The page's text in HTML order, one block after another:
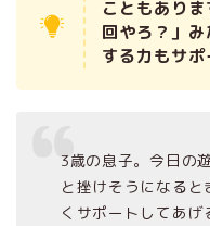
こともあり
回やろ？」
する力もサポ
3歳の息子。今日の
と挫けそうになる
くサポートしてあげ